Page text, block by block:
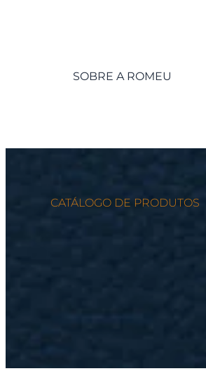
SOBRE A ROMEU
CATÁLOGO DE PRODUTOS